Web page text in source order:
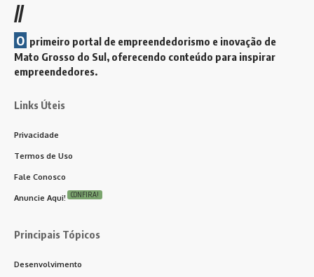
//
O primeiro portal de empreendedorismo e inovação de
Mato Grosso do Sul, oferecendo conteúdo para inspirar
empreendedores.
Links Úteis
Privacidade
Termos de Uso
Fale Conosco
Anuncie Aqui! CONFIRA!
Principais Tópicos
Desenvolvimento